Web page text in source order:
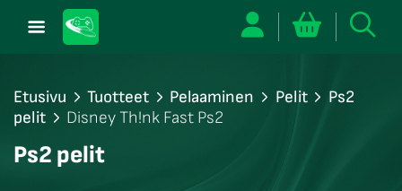
Etusivu Tuotteet Pelaaminen Pelit
Ps2
pelit
Disney Th!nk Fast Ps2
Ps2 pelit
sulje